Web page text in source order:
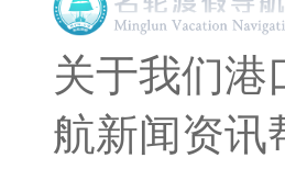
关于我们港
航新闻资讯